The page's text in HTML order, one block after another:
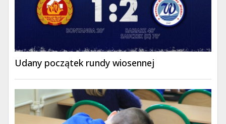
Udany początek rundy wiosennej